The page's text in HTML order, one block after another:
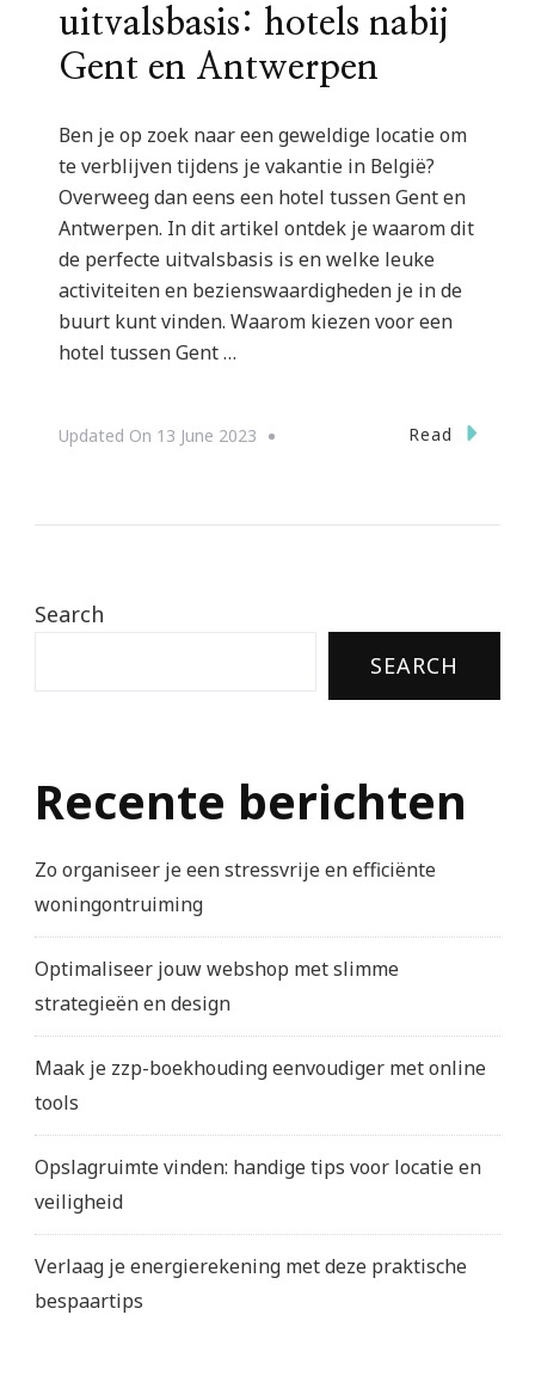
uitvalsbasis: hotels nabij
Gent en Antwerpen
Ben je op zoek naar een geweldige locatie om
te verblijven tijdens je vakantie in België?
Overweeg dan eens een hotel tussen Gent en
Antwerpen. In dit artikel ontdek je waarom dit
de perfecte uitvalsbasis is en welke leuke
activiteiten en bezienswaardigheden je in de
buurt kunt vinden. Waarom kiezen voor een
hotel tussen Gent …
Updated On 13 June 2023 Read
Search
SEARCH
Recente berichten
Zo organiseer je een stressvrije en efficiënte
woningontruiming
Optimaliseer jouw webshop met slimme
strategieën en design
Maak je zzp-boekhouding eenvoudiger met online
tools
Opslagruimte vinden: handige tips voor locatie en
veiligheid
Verlaag je energierekening met deze praktische
bespaartips